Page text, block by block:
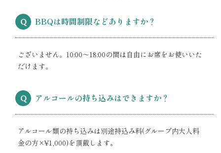
Q BBQは時間制限などありますか？
ございません。10:00～18:00の間は自由にお席をお使いいた
だけます。
Q アルコールの持ち込みはできますか？
アルコール類の持ち込みは別途持込み料(グループ内大人料
金の方×¥1,000)を頂戴します。